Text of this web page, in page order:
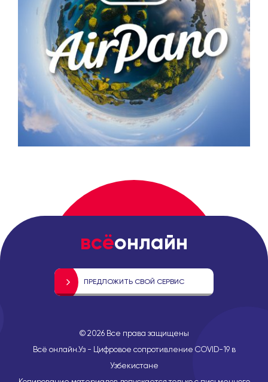
всёонлайн
ПРЕДЛОЖИТЬ СВОЙ СЕРВИС
©2026Все права защищены
Всё онлайн.Уз - Цифровое сопротивление COVID-19 в
Узбекистане